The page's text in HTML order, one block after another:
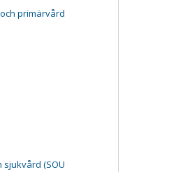
primärvård
(SOU